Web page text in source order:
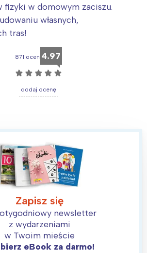
fizyki w domowym zaciszu.
własnych,
tras!
871 ocen 4.97
☆ ☆ ☆ ☆ ☆
dodaj ocenę
Zapisz się
newsletter
z wydarzeniami
w Twoim mieście
eBook za darmo!